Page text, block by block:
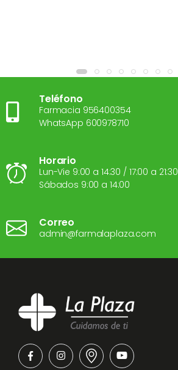
Teléfono
Farmacia 956400354
WhatsApp 600978710
Horario
Lun-Vie 9:00 a 14:30 / 17:00 a 21:30
Sábados 9:00 a 14:00
Correo
admin@farmalaplaza.com